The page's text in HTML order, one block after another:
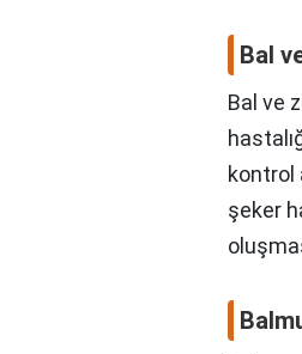
Bal
Bal ve
kontrol
şeker